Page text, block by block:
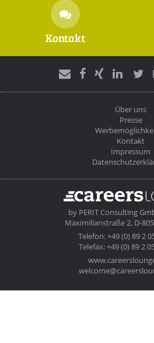
Kontakt
Über uns
Presse
Kontakt
Impressum
by PERIT Consulting
Maximilianstraße 2, D-
Telefon: +49 (0) 89 2
Telefax: +49 (0) 89 2